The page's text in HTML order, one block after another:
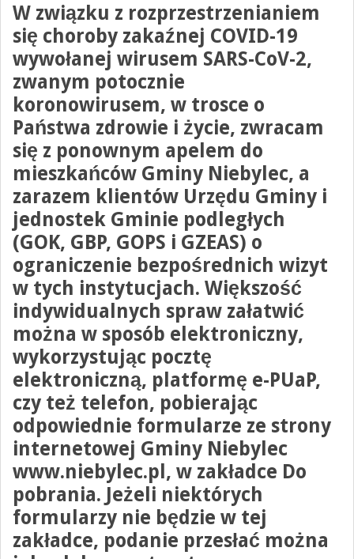
W związku z rozprzestrzenianiem
się choroby zakaźnej COVID-19
wywołanej wirusem SARS-CoV-2,
zwanym potocznie
koronowirusem, w trosce o
Państwa zdrowie i życie, zwracam
się z ponownym apelem do
mieszkańców Gminy Niebylec, a
zarazem klientów Urzędu Gminy i
jednostek Gminie podległych
(GOK, GBP, GOPS i GZEAS) o
ograniczenie bezpośrednich wizyt
w tych instytucjach. Większość
indywidualnych spraw załatwić
można w sposób elektroniczny,
wykorzystując pocztę
elektroniczną, platformę e-PUaP,
czy też telefon, pobierając
odpowiednie formularze ze strony
internetowej Gminy Niebylec
www.niebylec.pl, w zakładce Do
pobrania. Jeżeli niektórych
formularzy nie będzie w tej
zakładce, podanie przesłać można